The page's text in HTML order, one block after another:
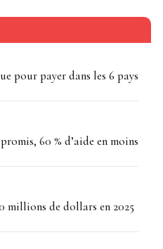
pour payer dans les 6 pays
60 % d’aide en moins
millions de dollars en 2025